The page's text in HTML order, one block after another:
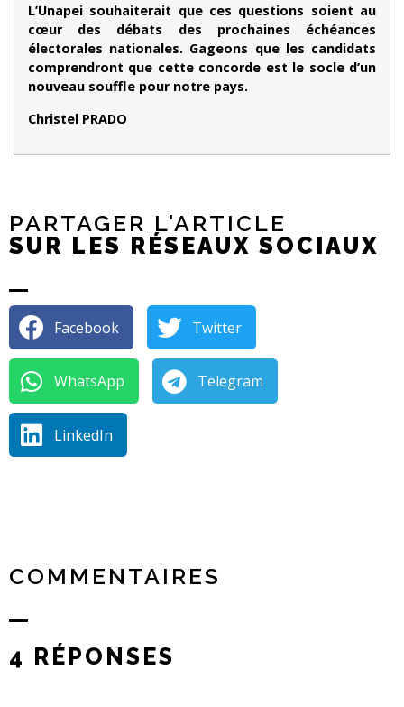
L’Unapei souhaiterait que ces questions soient au
cœur des débats des prochaines échéances
électorales nationales. Gageons que les candidats
comprendront que cette concorde est le socle d’un
nouveau souffle pour notre pays.
Christel PRADO
PARTAGER L'ARTICLE
SUR LES RÉSEAUX SOCIAUX
Facebook Twitter
WhatsApp Telegram
LinkedIn
COMMENTAIRES
4 RÉPONSES